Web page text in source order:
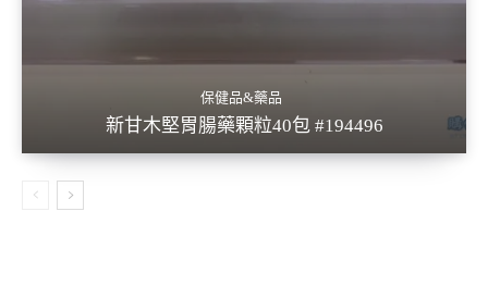
保健品&藥品
新甘木堅胃腸藥顆粒40包 #194496